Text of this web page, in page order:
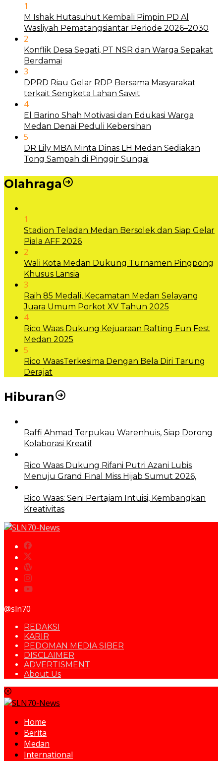
1
M Ishak Hutasuhut Kembali Pimpin PD Al
Wasliyah Pematangsiantar Periode 2026–2030
2
Konflik Desa Segati, PT NSR dan Warga Sepakat
Berdamai
3
DPRD Riau Gelar RDP Bersama Masyarakat
terkait Sengketa Lahan Sawit
4
El Barino Shah Motivasi dan Edukasi Warga
Medan Denai Peduli Kebersihan
5
DR Lily MBA Minta Dinas LH Medan Sediakan
Tong Sampah di Pinggir Sungai
Olahraga
1
Stadion Teladan Medan Bersolek dan Siap Gelar
Piala AFF 2026
2
Wali Kota Medan Dukung Turnamen Pingpong
Khusus Lansia
3
Raih 85 Medali, Kecamatan Medan Selayang
Juara Umum Porkot XV Tahun 2025
4
Rico Waas Dukung Kejuaraan Rafting Fun Fest
Medan 2025
5
Rico WaasTerkesima Dengan Bela Diri Tarung
Derajat
Hiburan
Raffi Ahmad Terpukau Warenhuis, Siap Dorong
Kolaborasi Kreatif
Rico Waas Dukung Rifani Putri Azani Lubis
Menuju Grand Final Miss Hijab Sumut 2026,
Rico Waas: Seni Pertajam Intuisi, Kembangkan
Kreativitas
@sln70
REDAKSI
KARIR
PEDOMAN MEDIA SIBER
DISCLAIMER
ADVERTISMENT
About Us
Home
Berita
Medan
International